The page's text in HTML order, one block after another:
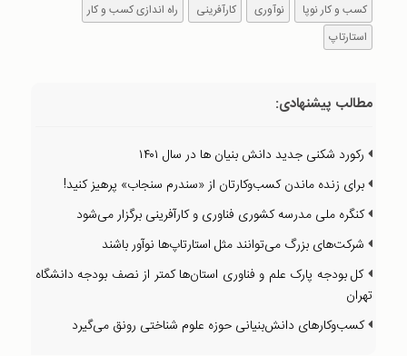
کسب و کار نوپا نوآوری کارآفرینی
راه اندازی کسب و کار
استارتاپ
مطالب پیشنهادی:
رکورد شکنی جدید دانش بنیان ها در سال ۱۴۰۱
برای زنده ماندن کسب‌وکارتان از «سندرم سنجاب» پرهیز کنید!
کنگره ملی مدرسه کشوری فناوری و کارآفرینی برگزار می‌شود
شرکت‌های بزرگ می‌توانند مثل استارتاپ‌ها نوآور باشند
کل بودجه پارک علم و فناوری استان‌ها کمتر از نصف بودجه دانشگاه
تهران
کسب‌وکارهای دانش‌بنیانی حوزه علوم شناختی رونق می‌گیرد